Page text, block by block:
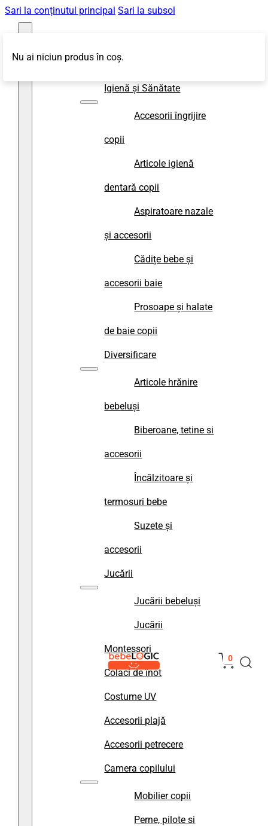
Sari la conținutul principal Sari la subsol
Igienă și Sănătate
Accesorii îngrijire
copii
Articole igienă
dentară copii
Aspiratoare nazale
și accesorii
Cădițe bebe și
accesorii baie
Prosoape și halate
de baie copii
Diversificare
Articole hrănire
bebeluși
Biberoane, tetine si
accesorii
Încălzitoare și
termosuri bebe
Suzete și
accesorii
Jucării
Jucării bebeluși
Jucării
Montessori
Colaci de înot
Costume UV
Accesorii plajă
Accesorii petrecere
Camera copilului
Mobilier copii
Perne, pilote si
0
Nu ai niciun produs în coș.